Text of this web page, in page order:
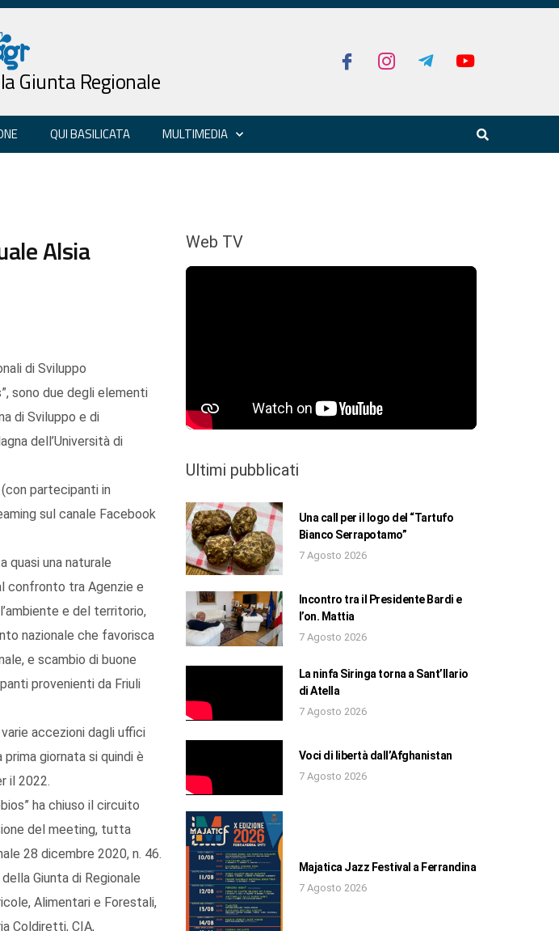
Giunta Regionale
QUI BASILICATA MULTIMEDIA
Alsia
di Sviluppo
sono due degli elementi
di Sviluppo e di
dell’Università di
partecipanti in
sul canale Facebook
quasi una naturale
confronto tra Agenzie e
e del territorio,
nazionale che favorisca
e scambio di buone
provenienti da Friuli
accezioni dagli uffici
giornata si quindi è
il 2022.
ha chiuso il circuito
del meeting, tutta
28 dicembre 2020, n. 46.
Giunta di Regionale
Alimentari e Forestali,
Coldiretti, CIA,
Web TV
Ultimi pubblicati
Una call per il logo del “Tartufo
Bianco Serrapotamo”
7 Agosto 2026
Incontro tra il Presidente Bardi e
l’on. Mattia
7 Agosto 2026
La ninfa Siringa torna a Sant’Ilario
di Atella
7 Agosto 2026
Voci di libertà dall’Afghanistan
7 Agosto 2026
Majatica Jazz Festival a Ferrandina
7 Agosto 2026